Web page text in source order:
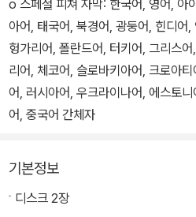
o 스페셜 피쳐 자막: 한국어, 영어, 아
아어, 태국어, 북경어, 광둥어, 힌디어
헝가리어, 폴란드어, 터키어, 그리스
리어, 체코어, 슬로바키아어, 크로아
어, 러시아어, 우크라이나어, 에스토
어, 중국어 간체자
기본정보
디스크 2장